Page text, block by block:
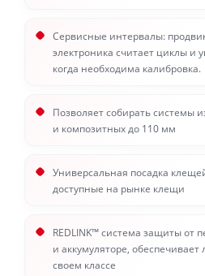
Сервисные интервалы:
электроника считает циклы и
когда необходима калибровка.
Позволяет собирать системы
и композитных до 110 мм
Универсальная посадка
доступные на рынке клещи
REDLINK™ система защиты от
и аккумуляторе,
своем классе